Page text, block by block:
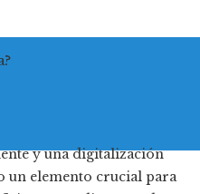
y una digitalización
un elemento crucial para